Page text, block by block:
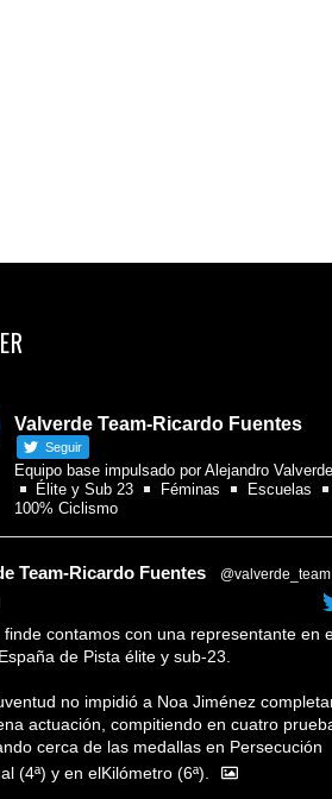
Valverde Team-Ricardo Fuentes
Seguir
Equipo base impulsado por Alejandro Valverde
Élite y Sub 23
Féminas
Escuelas
100% Ciclismo
Team-Ricardo Fuentes
@valverde_team
finde contamos con una representante en
de Pista élite y sub-23.
no impidió a Noa Jiménez
actuación, compitiendo en cuatro
cerca de las medallas en Persecución
(4ª) y en elKilómetro (6ª).